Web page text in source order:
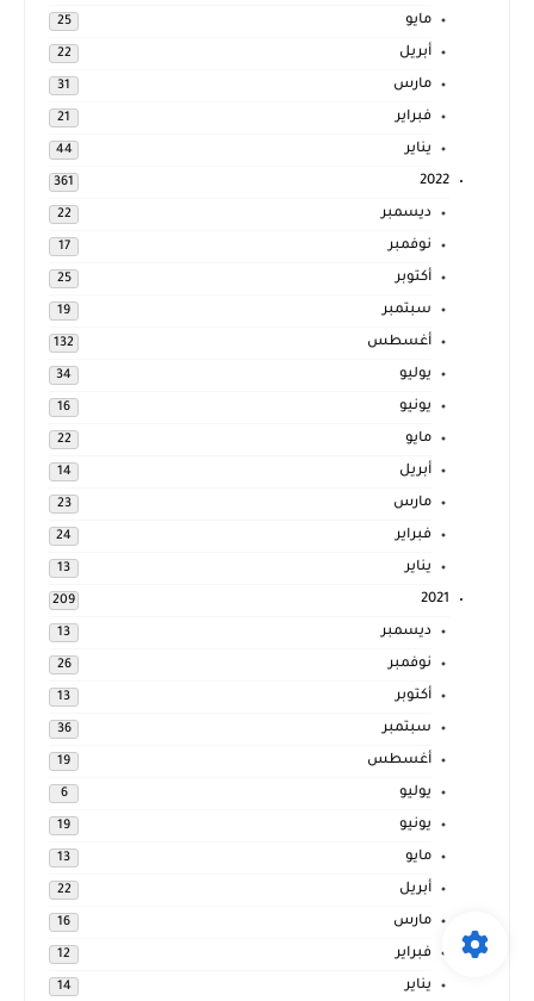
مايو 25
أبريل 22
مارس 31
فبراير 21
يناير 44
2022
361
ديسمبر 22
نوفمبر 17
أكتوبر 25
سبتمبر 19
أغسطس 132
يوليو 34
يونيو 16
مايو 22
أبريل 14
مارس 23
فبراير 24
يناير 13
2021
209
ديسمبر 13
نوفمبر 26
أكتوبر 13
سبتمبر 36
أغسطس 19
يوليو 6
يونيو 19
مايو 13
أبريل 22
مارس 16
فبراير 12
يناير 14